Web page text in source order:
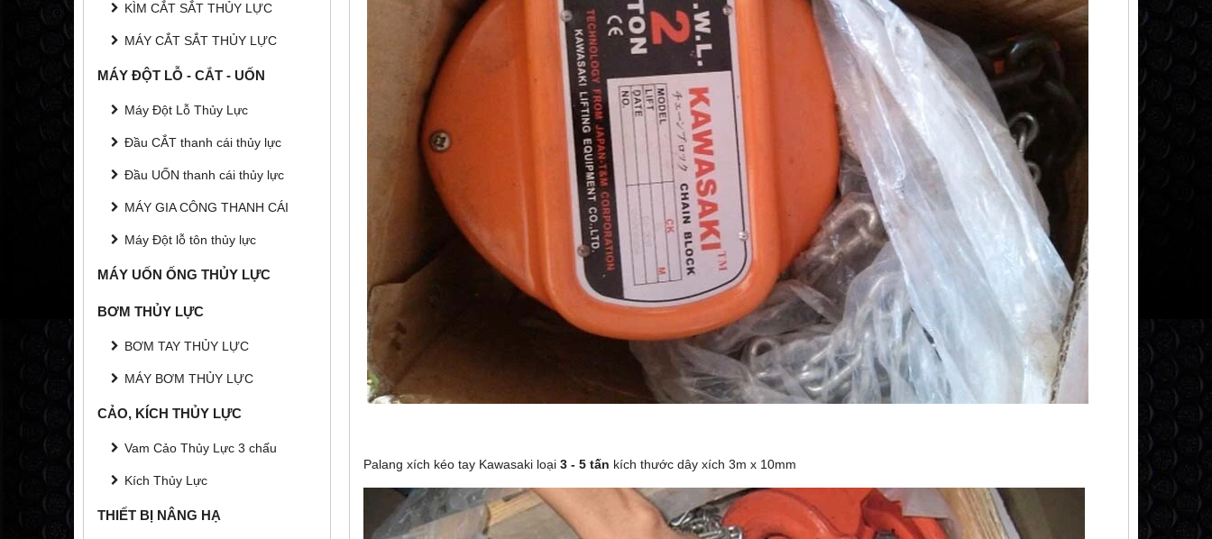
KÌM CẮT SẮT THỦY LỰC
MÁY CẮT SẮT THỦY LỰC
MÁY ĐỘT LỖ - CẮT - UỐN
Máy Đột Lỗ Thủy Lực
Đầu CẮT thanh cái thủy lực
Đầu UỐN thanh cái thủy lực
MÁY GIA CÔNG THANH CÁI
Máy Đột lỗ tôn thủy lực
MÁY UỐN ỐNG THỦY LỰC
BƠM THỦY LỰC
BƠM TAY THỦY LỰC
MÁY BƠM THỦY LỰC
CẢO, KÍCH THỦY LỰC
Vam Cảo Thủy Lực 3 chấu
Kích Thủy Lực
THIẾT BỊ NÂNG HẠ
Palang xích kéo tay Kawasaki loại 3 - 5 tấn kích thước dây xích 3m x 10mm